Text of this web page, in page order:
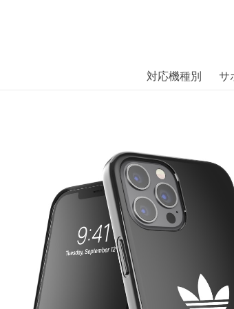
には、日本では珍しい「海外ブランド」を
対応機種別 サ